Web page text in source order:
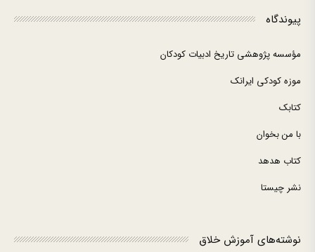
پیوندگاه
مؤسسه پژوهشی تاریخ ادبیات کودکان
موزه کودکی ایرانک
کتابک
با من بخوان
کتاب هدهد
نشر چیستا
نوشته‌های آموزش خلاق